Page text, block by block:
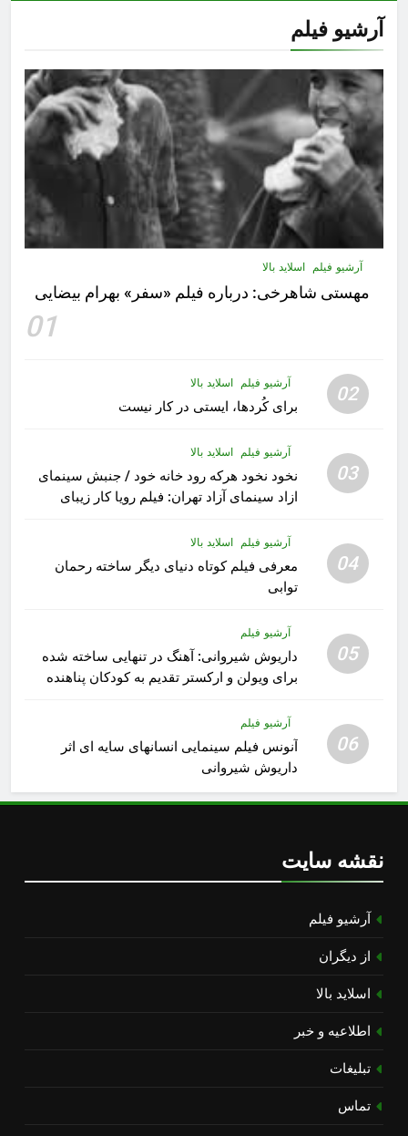
آرشیو فیلم
آرشیو فیلم اسلاید بالا
مهستى شاهرخى:‌ درباره فيلم «سفر» بهرام بیضایی
01
02 آرشیو فیلم اسلاید بالا
برای کُردها، ایستی در کار نیست
03
آرشیو فیلم اسلاید بالا
نخود نخود هرکه رود خانه خود / جنبش سینمای
ازاد سینمای آزاد تهران: فیلم رویا کار زیبای
04
آرشیو فیلم اسلاید بالا
معرفی فیلم کوتاه دنیای دیگر ساخته رحمان
توابی
05
آرشیو فیلم
داریوش شیروانی: آهنگ در تنهایی ساخته شده
برای ویولن و ارکستر تقدیم به کودکان پناهنده
06
آرشیو فیلم
آنونس فیلم سینمایی انسانهای سایه ای اثر
داریوش شیروانی
نقشه سایت
آرشیو فیلم
از دیگران
اسلاید بالا
اطلاعیه و خبر
تبلیغات
تماس